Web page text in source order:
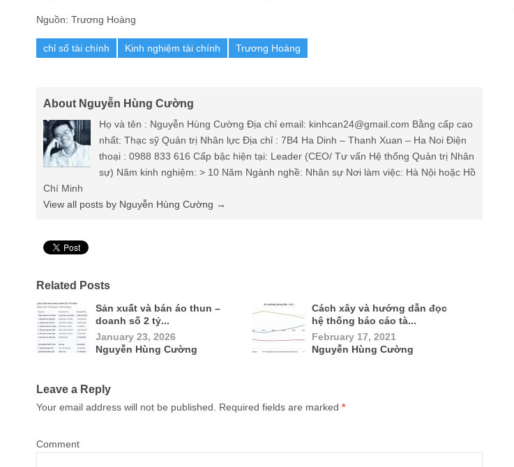
Nguồn: Trương Hoàng
chỉ số tài chính Kinh nghiệm tài chính Trương Hoàng
About Nguyễn Hùng Cường
Họ và tên : Nguyễn Hùng Cường Địa chỉ email: kinhcan24@gmail.com Bằng cấp cao
nhất: Thạc sỹ Quản trị Nhân lực Địa chỉ : 7B4 Ha Dinh – Thanh Xuan – Ha Noi Điện
thoại : 0988 833 616 Cấp bậc hiện tại: Leader (CEO/ Tư vấn Hệ thống Quản trị Nhân
sự) Năm kinh nghiệm: > 10 Năm Ngành nghề: Nhân sự Nơi làm việc: Hà Nội hoặc Hồ
Chí Minh
View all posts by Nguyễn Hùng Cường →
Related Posts
Sản xuất và bán áo thun –
doanh số 2 tỷ...
January 23, 2026
Nguyễn Hùng Cường
Cách xây và hướng dẫn đọc
hệ thống báo cáo tà...
February 17, 2021
Nguyễn Hùng Cường
Leave a Reply
Your email address will not be published. Required fields are marked *
Comment